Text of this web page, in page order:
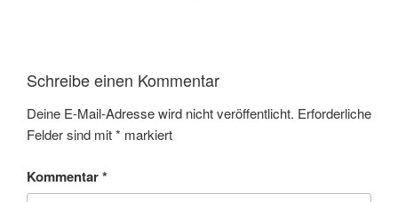
Schreibe einen Kommentar
Deine E-Mail-Adresse wird nicht veröffentlicht. Erforderliche
Felder sind mit* markiert
Kommentar*